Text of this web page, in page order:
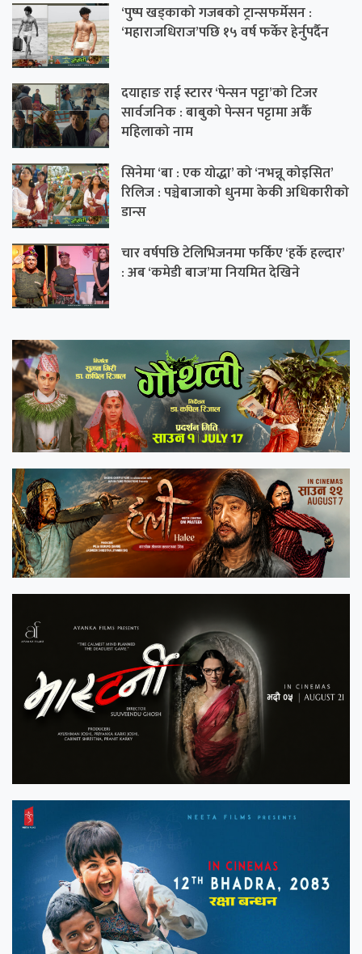
‘पुष्प खड्काको गजबको ट्रान्सफर्मेसन :
‘महाराजधिराज’पछि १५ वर्ष फर्केर हेर्नुपर्दैन
दयाहाङ राई स्टारर ‘पेन्सन पट्टा’को टिजर
सार्वजनिक : बाबुको पेन्सन पट्टामा अर्कै
महिलाको नाम
सिनेमा ‘बा : एक योद्धा’ को ‘नभन्नू कोइसित’
रिलिज : पञ्चेबाजाको धुनमा केकी अधिकारीको
डान्स
चार वर्षपछि टेलिभिजनमा फर्किए ‘हर्के हल्दार’
: अब ‘कमेडी बाज’मा नियमित देखिने